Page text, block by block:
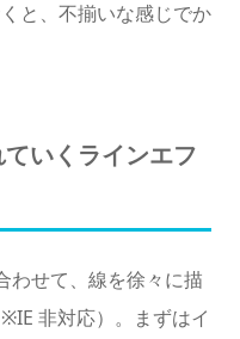
と、不揃いな感じでか
いくラインエフ
わせて、線を徐々に描
非対応）。まずはイ